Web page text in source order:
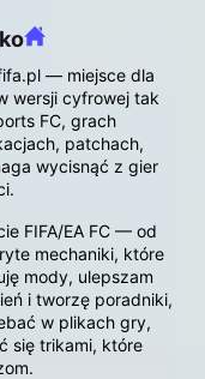
— miejsce dla
wersji cyfrowej tak
FC, grach
patchach,
wycisnąć z gier
FIFA/EA FC — od
mechaniki, które
mody, ulepszam
i tworzę poradniki,
w plikach gry,
się trikami, które